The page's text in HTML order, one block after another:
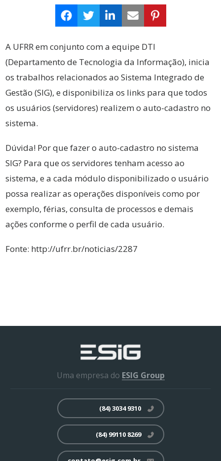
A UFRR em conjunto com a equipe DTI
(Departamento de Tecnologia da Informação), inicia
os trabalhos relacionados ao Sistema Integrado de
Gestão (SIG), e disponibiliza os links para que todos
os usuários (servidores) realizem o auto-cadastro no
sistema.
Dúvida! Por que fazer o auto-cadastro no sistema
SIG? Para que os servidores tenham acesso ao
sistema, e a cada módulo disponibilizado o usuário
possa realizar as operações disponíveis como por
exemplo, férias, consulta de processos e demais
ações conforme o perfil de cada usuário.
Fonte: http://ufrr.br/noticias/2287
Uma empresa do ESIG Group
(84) 3034 9310
(84) 99110 8269